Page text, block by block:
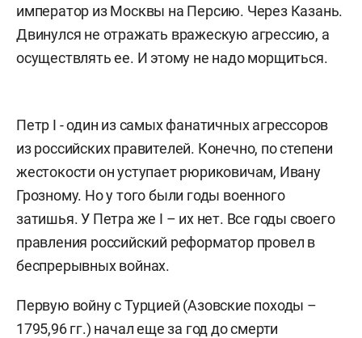
император из Москвы на Персию. Через Казань.
Двинулся не отражать вражескую агрессию, а
осуществлять ее. И этому не надо морщиться.
Петр I - один из самых фанатичных агрессоров
из российских правителей. Конечно, по степени
жестокости он уступает рюриковичам, Ивану
Грозному. Но у того были годы военного
затишья. У Петра же I – их нет. Все годы своего
правления российский реформатор провел в
беспрерывных войнах.
Первую войну с Турцией (Азовские походы –
1795,96 гг.) начал еще за год до смерти